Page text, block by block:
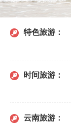
特色旅游：
时间旅游：
云南旅游：